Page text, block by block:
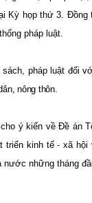
họp thứ 3.
pháp luật.
sách, pháp luật đối
nông thôn.
ý kiến về Đề án
kinh tế - xã
những tháng